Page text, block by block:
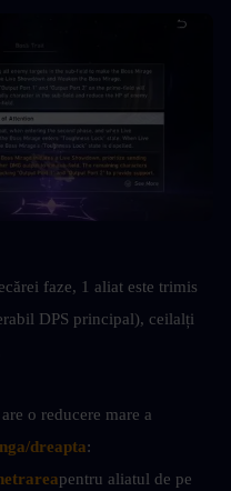
faze, 1 aliat este trimis
DPS principal), ceilalți
o reducere mare a
dreapta:
pentru aliatul de pe